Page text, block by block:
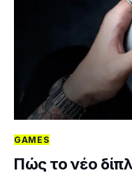
Futuring
AI news
How To
Blog
GAMES
Πώς το νέο